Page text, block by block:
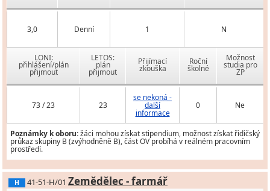
3,0 Denní 1 N
LONI:
přihlášení/plán
přijmout
LETOS:
plán
přijmout
Přijímací
zkouška
Roční
školné
Možnost
studia pro
ZP
73 / 23 23
se nekoná -
další
informace
0 Ne
Poznámky k oboru:žáci mohou získat stipendium, možnost získat řidičský
průkaz skupiny B (zvýhodněně B), část OV probíhá v reálném pracovním
prostředí.
H 41-51-H/01 Zemědělec - farmář